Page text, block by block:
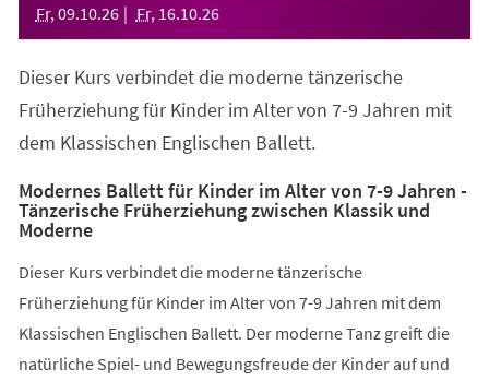
Fr, 09.10.26 Fr, 16.10.26
Dieser Kurs verbindet die moderne tänzerische
Früherziehung für Kinder im Alter von 7-9 Jahren mit
dem Klassischen Englischen Ballett.
Modernes Ballett für Kinder im Alter von 7-9 Jahren -
Tänzerische Früherziehung zwischen Klassik und
Moderne
Dieser Kurs verbindet die moderne tänzerische
Früherziehung für Kinder im Alter von 7-9 Jahren mit dem
Klassischen Englischen Ballett. Der moderne Tanz greift die
natürliche Spiel- und Bewegungsfreude der Kinder auf und